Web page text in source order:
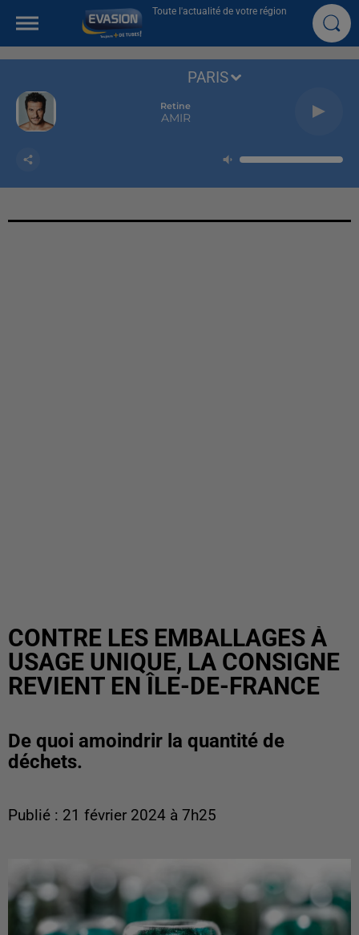
Toute l'actualité de votre région
Retine
AMIR
PARIS
CONTRE LES EMBALLAGES À
USAGE UNIQUE, LA CONSIGNE
REVIENT EN ÎLE-DE-FRANCE
De quoi amoindrir la quantité de
déchets.
Publié : 21 février 2024 à 7h25